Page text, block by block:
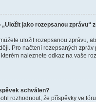
jako rozepsanou zprávu“
uložit rozepsanou zprávu,
Pro načtení rozepsaných zpráv
kterém naleznete odkaz na vaše
schválen?
rozhodnout, že příspěvky ve